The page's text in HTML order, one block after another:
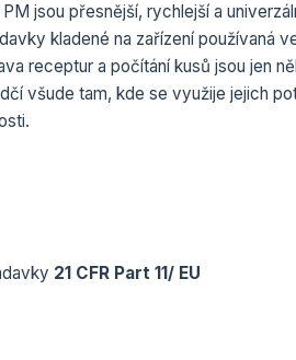
PM jsou přesnější, rychlejší a
kladené na zařízení používaná
receptur a počítání kusů jsou jen
všude tam, kde se využije jejich
21 CFR Part 11/ EU